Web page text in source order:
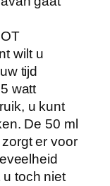
wilt u
tijd
watt
u kunt
De 50 ml
er voor
toch niet